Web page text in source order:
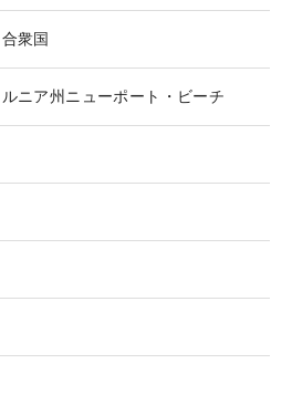
衆国
ニア州ニューポート・ビーチ